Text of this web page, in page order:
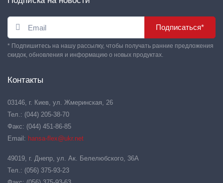
Подписаться*
* Подпишитесь на нашу рассылку, чтобы получать ранние предложения
скидок, обновления и информацию о новых продуктах.
Контакты
03146, г. Киев, ул. Жмеринская, 26
Тел.: (044) 205-38-70
Факс: (044) 451-86-85
Email: hansa-flex@ukr.net
49019, г. Днепр, ул. Ак. Белелюбского, 36А
Тел.: (056) 375-93-23